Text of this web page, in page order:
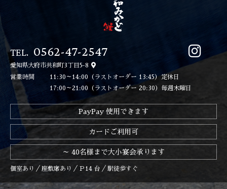
TEL. 0562-47-2547
愛知県大府市共和町3丁目5-8
営業時間
11:30～14:00（ラストオーダー 13:45）
17:00～21:00（ラストオーダー 20:30）
定休日
毎週木曜日
PayPay 使用できます
カードご利用可
～ 40名様まで大小宴会承ります
個室あり 座敷席あり Ｐ14 台 駅徒歩すぐ